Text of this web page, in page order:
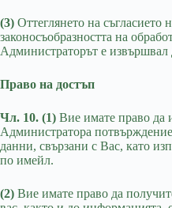
(3) Оттеглянето на съгласието
законосъобразността на
Администраторът е извършвал
Право на достъп
Чл. 10. (1) Вие имате право да
Администратора
данни, свързани с Вас, като
по имейл.
(2) Вие имате право да